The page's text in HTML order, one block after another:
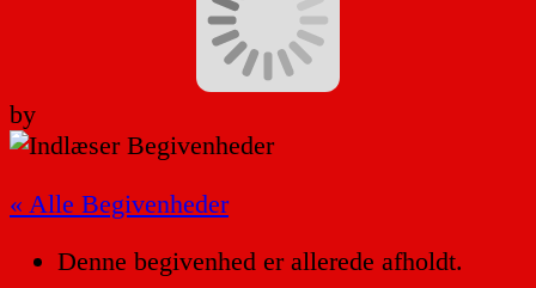
by
« Alle Begivenheder
Denne begivenhed er allerede afholdt.